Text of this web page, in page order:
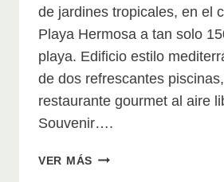
de jardines tropicales, en el
Playa Hermosa a tan solo
playa. Edificio estilo
de dos refrescantes
restaurante gourmet al aire
Souvenir….
VER MÁS HOTEL